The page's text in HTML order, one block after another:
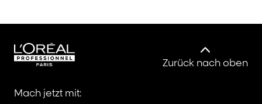
Zurück nach oben
Mach jetzt mit: